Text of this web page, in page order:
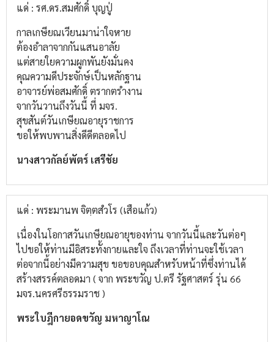
แด่ : รศ.ดร.สมศักดิ์ บุญปู่
กาลเกษียณเวียนมาน่าใจหาย
ต้องอำลาจากกันแสนอาลัย
แต่สายใยความผูกพันยังมั่นคง
คุณความดีประจักษ์เป็นหลักฐาน
อาจารย์พ่อสมศักดิ์ ตรากตรำงาน
จากวันวานถึงวันนี้ ที่ มจร.
สุขสันต์วันเกษียณอายุราชการ
ขอให้พบพานสิ่งดีดีตลอดไป
นางสาวกัลย์พัตร์ เสรีชัย
แด่ : พระมานพ จิตฺตสํวโร (เสือแก้ว)
เนื่องในโอกาสวันเกษียณอายุของท่าน จากวันนี้และวันต่อๆ
ไปขอให้ท่านมีอิสระทั้งกายและใจ ถึงเวลาที่ท่านจะใช้เวลา
ต่อจากนี้อย่างมีความสุข ขอขอบคุณสำหรับหน้าที่ซึ่งท่านได้
สร้างสรรค์ตลอดมา ( จาก พระขวัญ ป.ตรี รัฐศาสตร์ รุ่น 66
มจร.นครศรีธรรมราช )
พระใบฎีกายอดขวัญ มหาญาโณ